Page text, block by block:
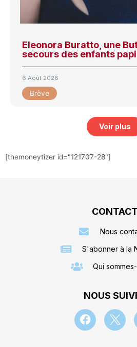
Eleonora Buratto, une
secours des enfants
6 Août 2026
Brève
Voir plus
[themoneytizer id="121707-28"]
CONTACT
Nous
S'abonner à la
Qui
NOUS